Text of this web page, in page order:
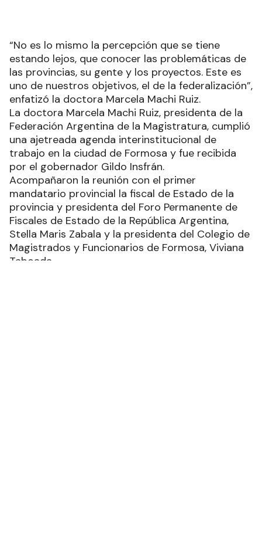
“No es lo mismo la percepción que se tiene
estando lejos, que conocer las problemáticas de
las provincias, su gente y los proyectos. Este es
uno de nuestros objetivos, el de la federalización”,
enfatizó la doctora Marcela Machi Ruiz.
La doctora Marcela Machi Ruiz, presidenta de la
Federación Argentina de la Magistratura, cumplió
una ajetreada agenda interinstitucional de
trabajo en la ciudad de Formosa y fue recibida
por el gobernador Gildo Insfrán.
Acompañaron la reunión con el primer
mandatario provincial la fiscal de Estado de la
provincia y presidenta del Foro Permanente de
Fiscales de Estado de la República Argentina,
Stella Maris Zabala y la presidenta del Colegio de
Magistrados y Funcionarios de Formosa, Viviana
Taboada.